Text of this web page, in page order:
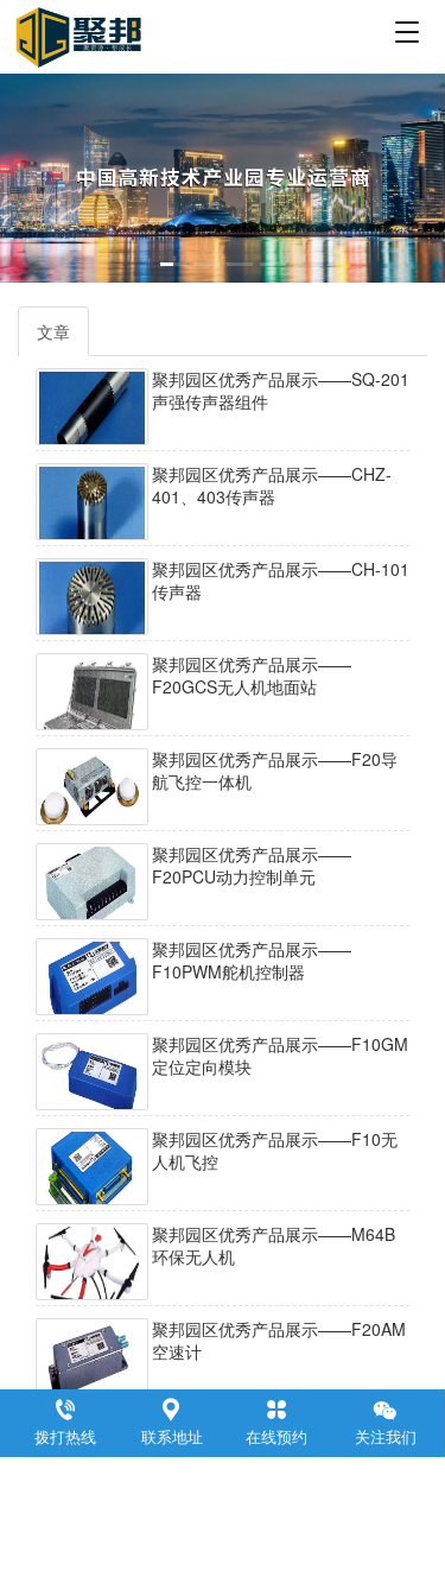
T
g
l
e
n
a
v
i
g
文章
聚邦园区优秀产品展示——SQ-201
声强传声器组件
聚邦园区优秀产品展示——CHZ-
401、403传声器
聚邦园区优秀产品展示——CH-101
传声器
聚邦园区优秀产品展示——
F20GCS无人机地面站
聚邦园区优秀产品展示——F20导
航飞控一体机
聚邦园区优秀产品展示——
F20PCU动力控制单元
聚邦园区优秀产品展示——
F10PWM舵机控制器
聚邦园区优秀产品展示——F10GM
定位定向模块
聚邦园区优秀产品展示——F10无
人机飞控
聚邦园区优秀产品展示——M64B
环保无人机
聚邦园区优秀产品展示——F20AM
空速计
聚邦园区优秀产品展示——HY600
无人直升机
拨打热线 联系地址 在线预约 关注我们